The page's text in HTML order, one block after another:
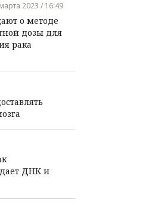
2023 / 16:49
о методе
дозы для
рака
ДНК и